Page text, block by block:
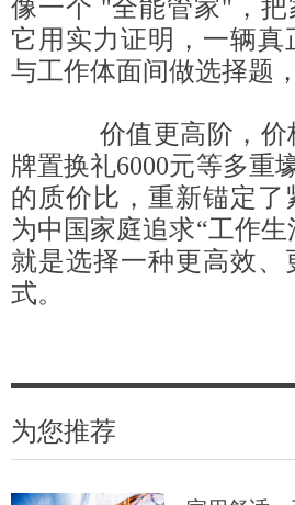
像一个 "全能管家"，
它用实力证明，一辆
与工作体面间做选择题
价值更高阶，价
牌置换礼6000元等多重
的质价比，重新锚定
为中国家庭追求“工作
就是选择一种更高效
式。
为您推荐